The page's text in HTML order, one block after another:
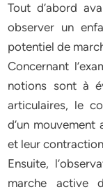
Tout d’abord
observer un
potentiel de
Concernant
notions sont à
articulaires, le
d’un
et leur
Ensuite,
marche active